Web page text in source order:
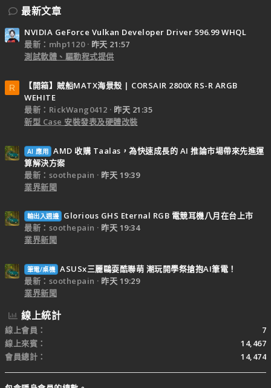
最新文章
NVIDIA GeForce Vulkan Developer Driver 596.99 WHQL
最新：mhp1120
昨天 21:57
測試軟體、驅動程式提供
R
【開箱】賊船MATX海景殼 | CORSAIR 2800X RS-R ARGB
WEHITE
最新：RickWang0412
昨天 21:35
新型 Case 安裝發表及硬體改裝
AI 應用 AMD 收購 Taalas，為快速成長的 AI 推論市場帶來先進運
算解決方案
最新：soothepain
昨天 19:39
業界新聞
輸出入週邊
Glorious GHS Eternal RGB 電競耳機八月在台上市
最新：soothepain
昨天 19:34
業界新聞
筆電/桌機 ASUSx三麗鷗耍酷聯萌 潮玩開學祭搶抱AI筆電！
最新：soothepain
昨天 19:29
業界新聞
線上統計
線上會員
7
線上來賓
14,467
會員總計
14,474